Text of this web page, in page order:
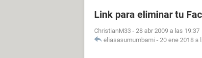
Link para eliminar tu
ChristianM33 - 28 abr 2009 a las 19:37
eliasasumumbami - 20 ene 2018 a